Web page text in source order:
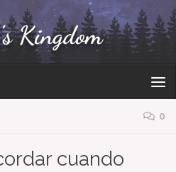
0
cuando